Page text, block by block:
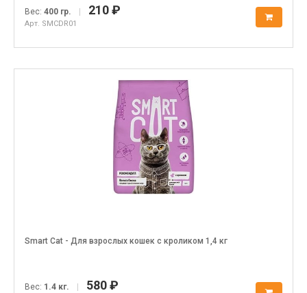
Вес: 400 гр. | 210 ₽
Арт. SMCDR01
Smart Cat - Для взрослых кошек с кроликом 1,4 кг
Вес: 1.4 кг. | 580 ₽